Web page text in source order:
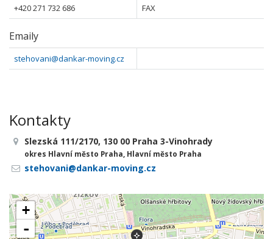
+420 271 732 686
FAX
Emaily
stehovani@dankar-moving.cz
Kontakty
Slezská 111/2170, 130 00 Praha 3-Vinohrady
okres Hlavní město Praha, Hlavní město Praha
stehovani@dankar-moving.cz
+
-